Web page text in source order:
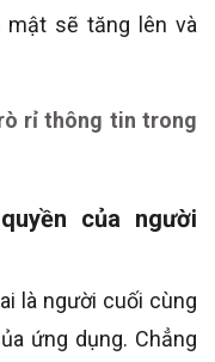
mật sẽ tăng lên và
rỉ thông tin trong
của người
là người cuối cùng
ứng dụng. Chẳng